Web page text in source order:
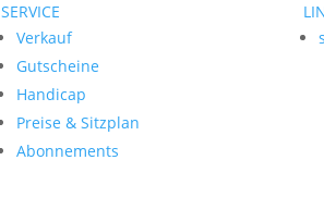
SERVICE
Verkauf
Gutscheine
Handicap
Preise & Sitzplan
Abonnements